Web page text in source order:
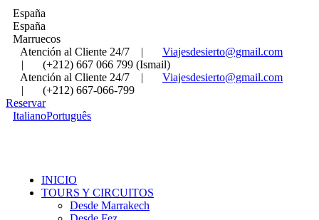
España
España
Marruecos
Atención al Cliente 24/7
|
Viajesdesierto@gmail.com
|
(+212) 667 066 799 (Ismail)
Atención al Cliente 24/7
|
Viajesdesierto@gmail.com
|
(+212) 667-066-799
Reservar
ItalianoPortuguês
INICIO
TOURS Y CIRCUITOS
Desde Marrakech